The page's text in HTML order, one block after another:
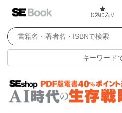
お気に入り
キーワード